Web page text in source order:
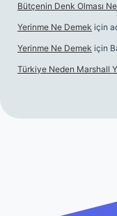
Bütçenin Denk Olması Ne
Yerinme Ne Demek için
Yerinme Ne Demek için
Türkiye Neden Marshall